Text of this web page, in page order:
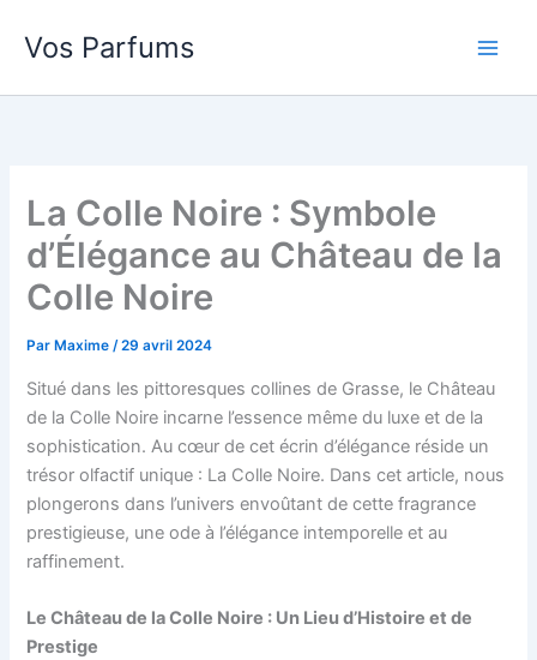
Vos Parfums
La Colle Noire : Symbole
d’Élégance au Château de la
Colle Noire
Par Maxime/29 avril 2024
Situé dans les pittoresques collines de Grasse, le Château
de la Colle Noire incarne l’essence même du luxe et de la
sophistication. Au cœur de cet écrin d’élégance réside un
trésor olfactif unique : La Colle Noire. Dans cet article, nous
plongerons dans l’univers envoûtant de cette fragrance
prestigieuse, une ode à l’élégance intemporelle et au
raffinement.
Le Château de la Colle Noire : Un Lieu d’Histoire et de
Prestige